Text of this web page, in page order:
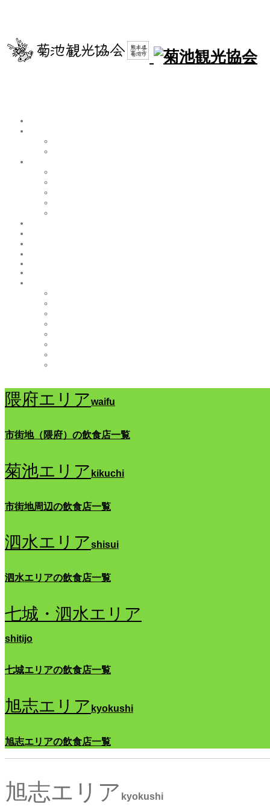
隈府エリアwaifu
市街地（隈府）の飲食店一覧
菊池エリア kikuchi
市街地周辺の飲食店一覧
泗水エリアshisui
泗水エリアの飲食店一覧
七城・泗水エリア
shitijo
七城エリアの飲食店一覧
旭志エリア kyokushi
旭志エリアの飲食店一覧
旭志エリア kyokushi